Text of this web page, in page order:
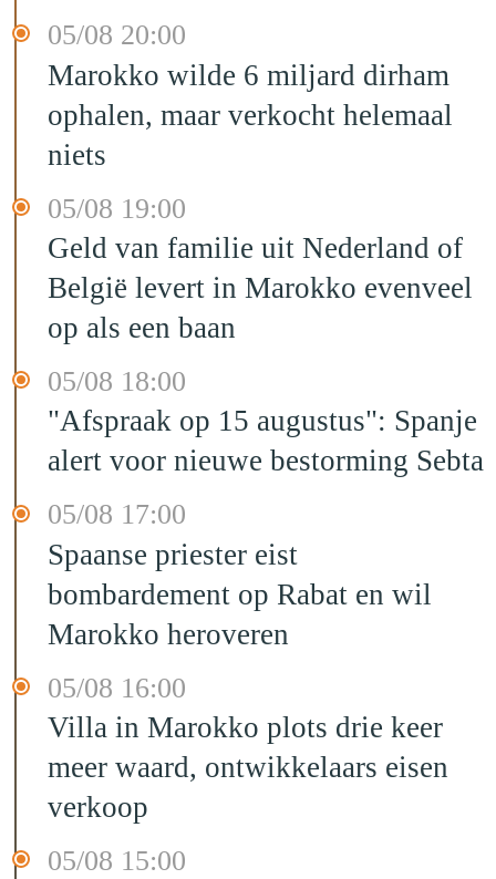
05/08 20:00
Marokko wilde 6 miljard dirham
ophalen, maar verkocht helemaal
niets
05/08 19:00
Geld van familie uit Nederland of
België levert in Marokko evenveel
op als een baan
05/08 18:00
"Afspraak op 15 augustus": Spanje
alert voor nieuwe bestorming Sebta
05/08 17:00
Spaanse priester eist
bombardement op Rabat en wil
Marokko heroveren
05/08 16:00
Villa in Marokko plots drie keer
meer waard, ontwikkelaars eisen
verkoop
05/08 15:00